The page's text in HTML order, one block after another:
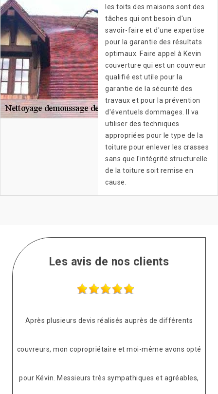
les toits des maisons sont des
tâches qui ont besoin d'un
savoir-faire et d'une expertise
pour la garantie des résultats
optimaux. Faire appel à Kevin
couverture qui est un couvreur
qualifié est utile pour la
garantie de la sécurité des
travaux et pour la prévention
d'éventuels dommages. Il va
utiliser des techniques
appropriées pour le type de la
toiture pour enlever les crasses
sans que l'intégrité structurelle
de la toiture soit remise en
cause.
Les avis de nos clients
Après plusieurs devis réalisés auprès de différents
couvreurs, mon copropriétaire et moi-même avons opté
pour Kévin. Messieurs très sympathiques et agréables,